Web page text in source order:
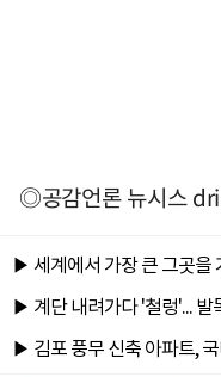
◎공감언론 뉴시스